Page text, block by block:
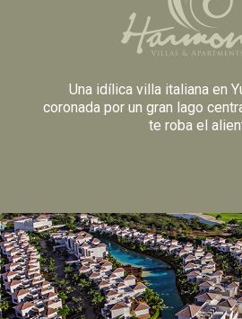
Una idílica villa italiana en
coronada por un gran lago
te roba el